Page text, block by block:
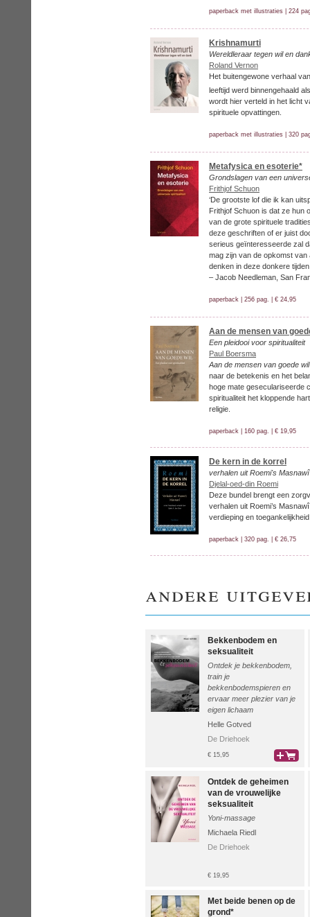
paperback met illustraties | 224
Krishnamurti
Wereldleraar tegen wil en
Roland Vernon
Het buitengewone verhaal
leeftijd werd binnengehaald
wordt hier verteld in het licht
spirituele opvattingen.
paperback met illustraties | 320
Metafysica en esoterie*
Grondslagen van een
Frithjof Schuon
‘De grootste lof die ik kan
Frithjof Schuon is dat ze hun
van de grote spirituele
deze geschriften of er juist
serieus geïnteresseerde zal
mag zijn van de opkomst van
denken in deze donkere
– Jacob Needleman, San
paperback | 256 pag. | € 24,95
Aan de mensen van
Een pleidooi voor spiritualiteit
Paul Boersma
Aan de mensen van goede wil
naar de betekenis en het
hoge mate geseculariseerde
spiritualiteit het kloppende
religie.
paperback | 160 pag. | € 19,95
De kern in de korrel
verhalen uit Roemi's Masnawî
Djelal-oed-din Roemi
Deze bundel brengt een
verhalen uit Roemi’s
verdieping en
paperback | 320 pag. | € 26,75
andere
Bekkenbodem en
seksualiteit
Ontdek je bekkenbodem,
train je
bekkenbodemspieren en
ervaar meer plezier van je
eigen lichaam
Helle Gotved
De Driehoek
€ 15,95
Ontdek de geheimen
van de vrouwelijke
seksualiteit
Yoni-massage
Michaela Riedl
De Driehoek
€ 19,95
Met beide benen op de
grond*